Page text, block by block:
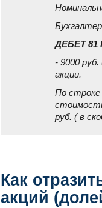
ДЕБЕТ 81
- 9000
акции.
По строке
руб. ( в
Как
акций